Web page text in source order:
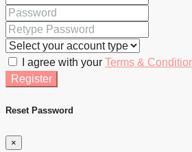
I agree with your Terms &
Register
Reset Password
×